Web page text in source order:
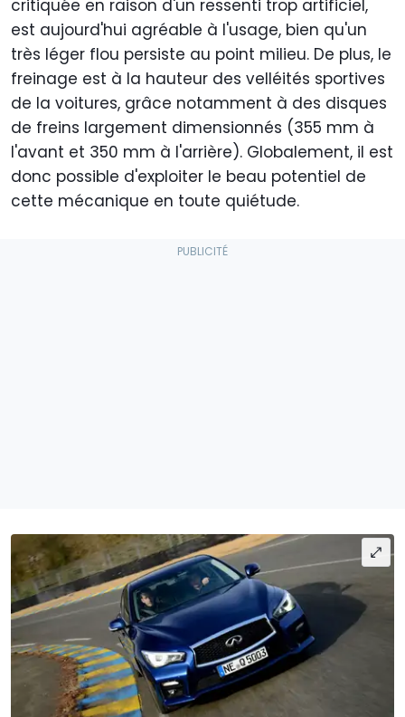
critiquée en raison d'un ressenti trop artificiel,
est aujourd'hui agréable à l'usage, bien qu'un
très léger flou persiste au point milieu. De plus, le
freinage est à la hauteur des velléités sportives
de la voitures, grâce notamment à des disques
de freins largement dimensionnés (355 mm à
l'avant et 350 mm à l'arrière). Globalement, il est
donc possible d'exploiter le beau potentiel de
cette mécanique en toute quiétude.